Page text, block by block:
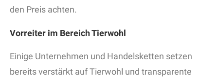
den Preis achten.
Vorreiter im Bereich Tierwohl
Einige Unternehmen und Handelsketten setzen
bereits verstärkt auf Tierwohl und transparente